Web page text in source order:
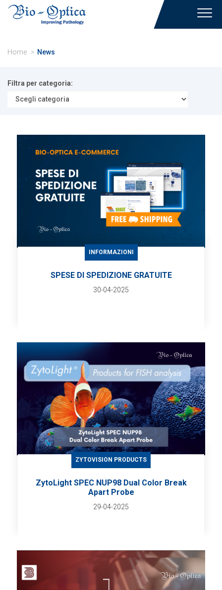
Home News
Filtra per categoria:
INFORMAZIONI
SPESE DI SPEDIZIONE GRATUITE
30-04-2025
ZYTOVISION PRODUCTS
ZytoLight SPEC NUP98 Dual Color Break
Apart Probe
29-04-2025